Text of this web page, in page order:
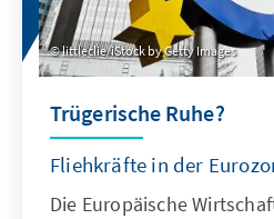
littleclie/iStock by Getty Images
Trügerische Ruhe?
Fliehkräfte in der
Die Europäische